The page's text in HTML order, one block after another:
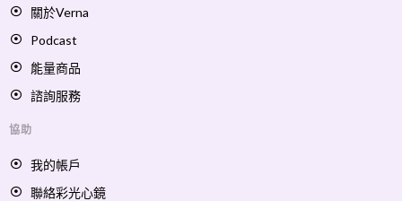
關於Verna
Podcast
能量商品
諮詢服務
協助
我的帳戶
聯絡彩光心鏡